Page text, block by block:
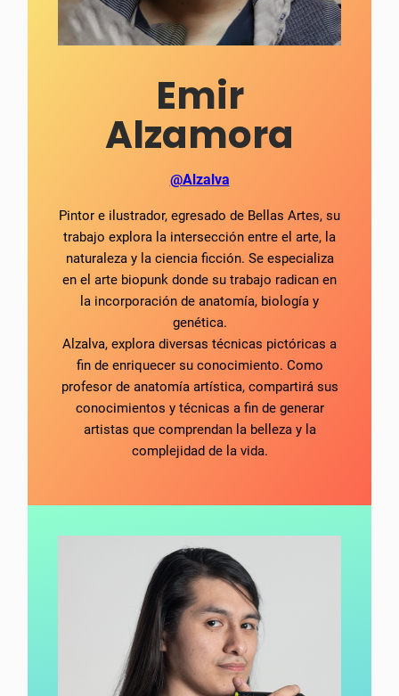
Emir
Alzamora
@Alzalva
Pintor e ilustrador, egresado de Bellas Artes, su
trabajo explora la intersección entre el arte, la
naturaleza y la ciencia ficción. Se especializa
en el arte biopunk donde su trabajo radican en
la incorporación de anatomía, biología y
genética.
Alzalva, explora diversas técnicas pictóricas a
fin de enriquecer su conocimiento. Como
profesor de anatomía artística, compartirá sus
conocimientos y técnicas a fin de generar
artistas que comprendan la belleza y la
complejidad de la vida.